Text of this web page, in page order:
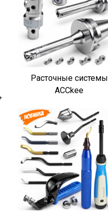
Расточные системы
ACCkee